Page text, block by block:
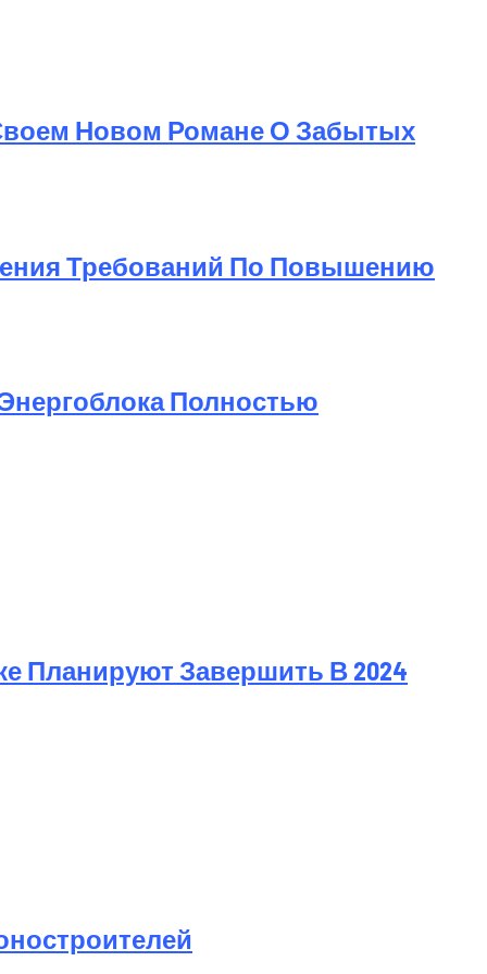
Новом Романе О Забытых
Требований По Повышению
Полностью
Планируют Завершить В 2024